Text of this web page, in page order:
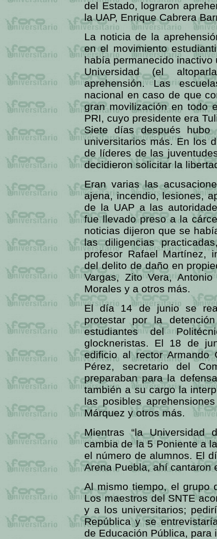
del Estado, lograron
la UAP, Enrique Cabrera
La noticia de la
en el movimiento
había permanecido
Universidad (el
aprehensión. Las
nacional en caso de que
gran movilización en todo
PRI, cuyo presidente era
Siete días después hubo
universitarios más. En los
de líderes de las
decidieron solicitar la
Eran varias las
ajena, incendio, lesiones,
de la UAP a las
fue llevado preso a la
noticias dijeron que se
las diligencias
profesor Rafael Martínez,
del delito de daño en
Vargas, Zito Vera,
Morales y a otros más.
El día 14 de junio se
protestar por la
estudiantes del
glockneristas. El 18 de
edificio al rector Armando
Pérez, secretario del
preparaban para la
también a su cargo la
las posibles
Márquez y otros más.
Mientras “la Universidad
cambia de la 5 Poniente a
el número de alumnos. El
Arena Puebla, ahí cantaron
Al mismo tiempo, el grupo
Los maestros del SNTE
y a los universitarios;
República y se
de Educación Pública, para